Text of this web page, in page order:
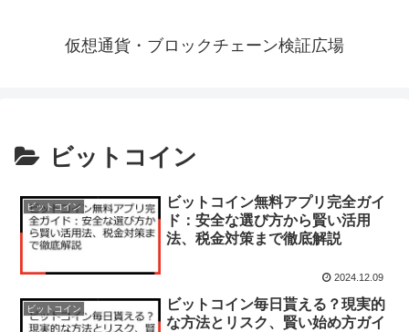
仮想通貨・ブロックチェーン検証広場
ビットコイン
ビットコイン
ビットコイン無料アプリ完全ガイ
ド：安全な選び方から賢い活用
法、税金対策まで徹底解説
2024.12.09
ビットコイン
ビットコイン毎日貰える？現実的
な方法とリスク、賢い始め方ガイ